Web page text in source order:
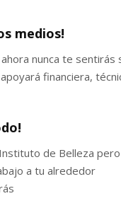
medios!
nunca te sentirás
financiera,
de Belleza
a tu alrededor